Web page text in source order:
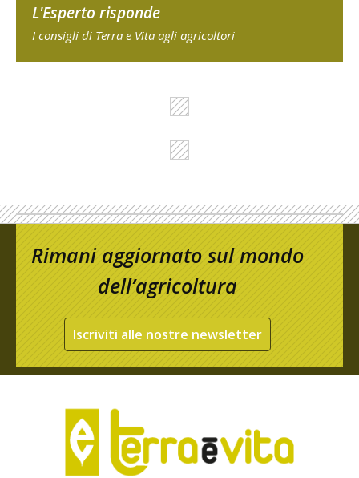
L'Esperto risponde
I consigli di Terra e Vita agli agricoltori
Rimani aggiornato sul mondo
dell’agricoltura
Iscriviti alle nostre newsletter